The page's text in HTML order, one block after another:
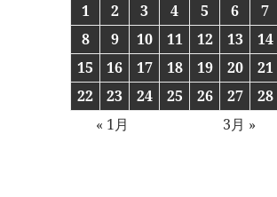
1
2 3 4 5 6
7
8
9 10 11 12 13
14
15
16 17 18 19 20
21
22
23 24 25 26 27
28
« 1月
3月 »